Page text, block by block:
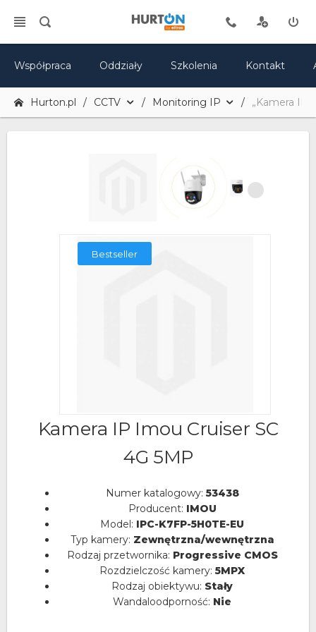
Współpraca Oddziały Szkolenia Kontakt
Hurton.pl CCTV Monitoring IP „Kamera IP
Bestseller
Kamera IP Imou Cruiser SC
4G 5MP
Numer katalogowy: 53438
Producent: IMOU
Model: IPC-K7FP-5H0TE-EU
Typ kamery: Zewnętrzna/wewnętrzna
Rodzaj przetwornika: Progressive CMOS
Rozdzielczość kamery: 5MPX
Rodzaj obiektywu: Stały
Wandaloodporność: Nie